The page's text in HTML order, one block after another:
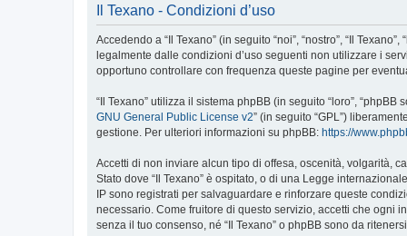
Il Texano - Condizioni d’uso
Accedendo a “Il Texano” (in seguito “noi”, “nostro”, “Il
legalmente dalle condizioni d’uso seguenti non utilizzare i
opportuno controllare con frequenza queste pagine per
“Il Texano” utilizza il sistema phpBB (in seguito “loro”,
GNU General Public License v2” (in seguito “GPL”)
gestione. Per ulteriori informazioni su phpBB: https://
Accetti di non inviare alcun tipo di offesa, oscenità, volgarità,
Stato dove “Il Texano” è ospitato, o di una Legge
IP sono registrati per salvaguardare e rinforzare queste
necessario. Come fruitore di questo servizio, accetti che ogni
senza il tuo consenso, né “Il Texano” o phpBB sono da